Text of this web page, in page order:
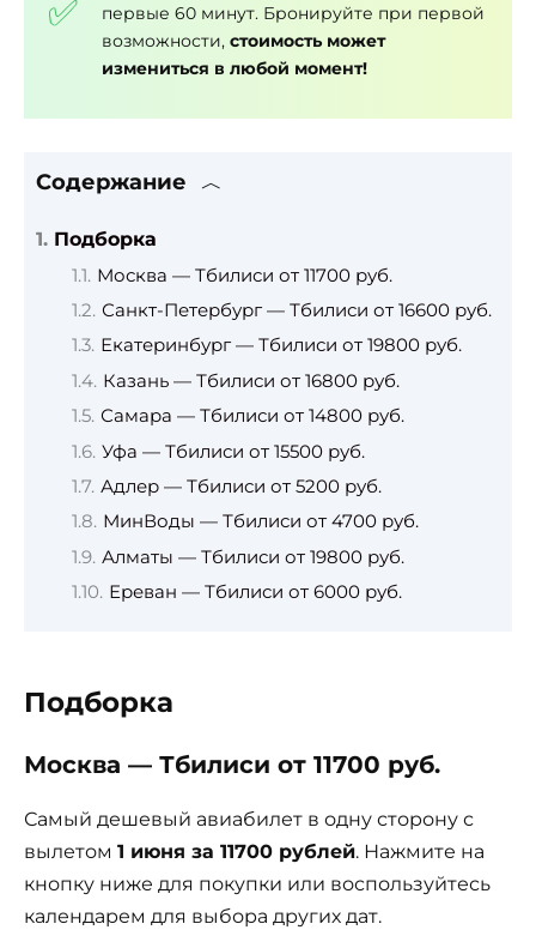
первые 60 минут. Бронируйте при первой
возможности, стоимость может
измениться в любой момент!
Содержание
Подборка
Москва — Тбилиси от 11700 руб.
Санкт-Петербург — Тбилиси от 16600 руб.
Екатеринбург — Тбилиси от 19800 руб.
Казань — Тбилиси от 16800 руб.
Самара — Тбилиси от 14800 руб.
Уфа — Тбилиси от 15500 руб.
Адлер — Тбилиси от 5200 руб.
МинВоды — Тбилиси от 4700 руб.
Алматы — Тбилиси от 19800 руб.
Ереван — Тбилиси от 6000 руб.
Подборка
Москва — Тбилиси от 11700 руб.
Самый дешевый авиабилет в одну сторону с
вылетом 1 июня за 11700 рублей. Нажмите на
кнопку ниже для покупки или воспользуйтесь
календарем для выбора других дат.